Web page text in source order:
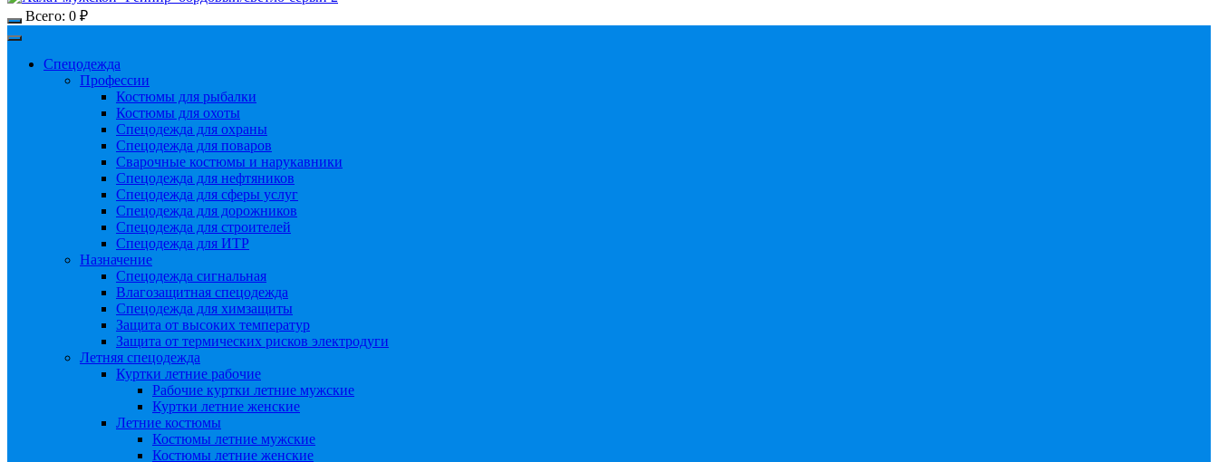
Всего: 0 ₽
Спецодежда
Профессии
Костюмы для рыбалки
Костюмы для охоты
Спецодежда для охраны
Спецодежда для поваров
Сварочные костюмы и нарукавники
Спецодежда для нефтяников
Спецодежда для сферы услуг
Спецодежда для дорожников
Спецодежда для строителей
Спецодежда для ИТР
Назначение
Спецодежда сигнальная
Влагозащитная спецодежда
Спецодежда для химзащиты
Защита от высоких температур
Защита от термических рисков электродуги
Летняя спецодежда
Куртки летние рабочие
Рабочие куртки летние мужские
Куртки летние женские
Летние костюмы
Костюмы летние мужские
Костюмы летние женские